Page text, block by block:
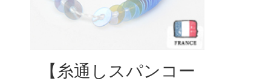
【糸通しスパンコー